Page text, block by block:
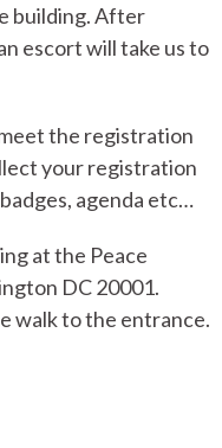
building. After
escort will take us to
the registration
your registration
agenda etc…
at the Peace
DC 20001.
walk to the entrance.